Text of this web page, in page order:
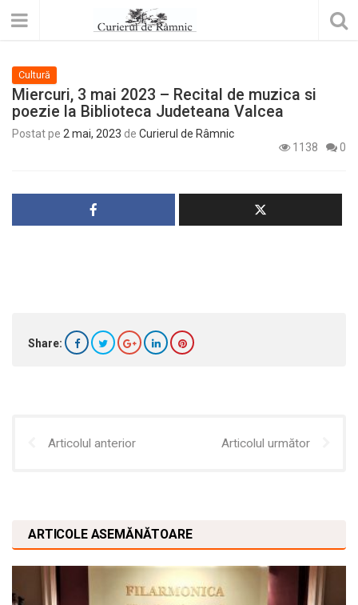
Cultură
Miercuri, 3 mai 2023 – Recital de muzica si
poezie la Biblioteca Judeteana Valcea
Postat pe 2 mai, 2023 de Curierul de Râmnic
1138
0
Share:
Articolul anterior Articolul următor
ARTICOLE ASEMĂNĂTOARE